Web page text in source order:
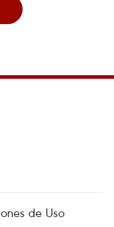
de Uso